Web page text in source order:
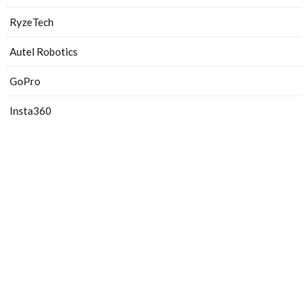
RyzeTech
Autel Robotics
GoPro
Insta360